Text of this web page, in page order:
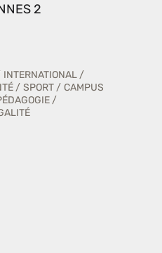
2
INTERNATIONAL
SPORT
CAMPUS